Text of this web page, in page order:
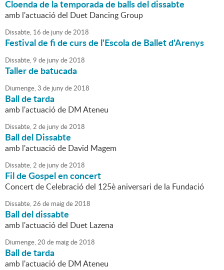
Cloenda de la temporada de balls del dissabte
amb l'actuació del Duet Dancing Group
Dissabte, 16 de junyde2018
Festival de fi de curs de l'Escola de Ballet d'Arenys
Dissabte,9 de junyde2018
Taller de batucada
Diumenge,3 de junyde2018
Ball de tarda
amb l'actuació de DM Ateneu
Dissabte,2 de junyde2018
Ball del Dissabte
amb l'actuació de David Magem
Dissabte,2 de junyde2018
Fil de Gospel en concert
Concert de Celebració del 125è aniversari de la Fundació
Dissabte,26 de maigde2018
Ball del dissabte
amb l'actuació del Duet Lazena
Diumenge,20 de maigde2018
Ball de tarda
amb l'actuació de DM Ateneu